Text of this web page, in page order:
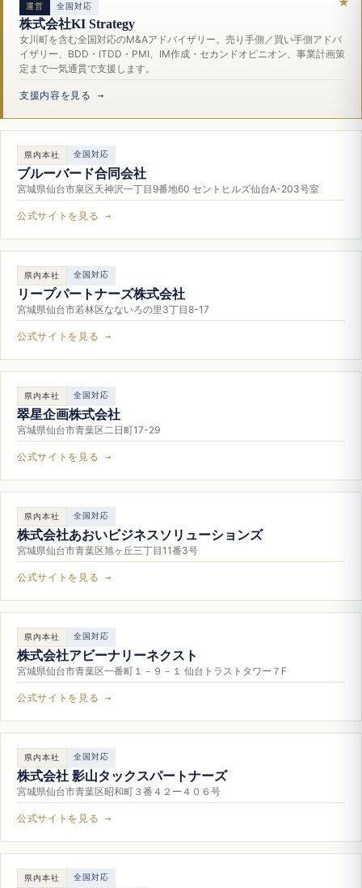
運営 全国対応
株式会社KI Strategy
女川町を含む全国対応のM&Aアドバイザリー。売り手側／買い手側アドバ
イザリー、BDD・ITDD・PMI、IM作成・セカンドオピニオン、事業計画策
定まで一気通貫で支援します。
支援内容を見る →
県内本社 全国対応
ブルーバード合同会社
宮城県仙台市泉区天神沢一丁目9番地60 セントヒルズ仙台A-203号室
公式サイトを見る →
県内本社 全国対応
リープパートナーズ株式会社
宮城県仙台市若林区なないろの里3丁目8-17
公式サイトを見る →
県内本社 全国対応
翠星企画株式会社
宮城県仙台市青葉区二日町17-29
公式サイトを見る →
県内本社 全国対応
株式会社あおいビジネスソリューションズ
宮城県仙台市青葉区旭ヶ丘三丁目11番3号
公式サイトを見る →
県内本社 全国対応
株式会社アビーナリーネクスト
宮城県仙台市青葉区一番町１－９－１ 仙台トラストタワー７F
公式サイトを見る →
県内本社 全国対応
株式会社 影山タックスパートナーズ
宮城県仙台市青葉区昭和町３番４２ー４０６号
公式サイトを見る →
県内本社 全国対応